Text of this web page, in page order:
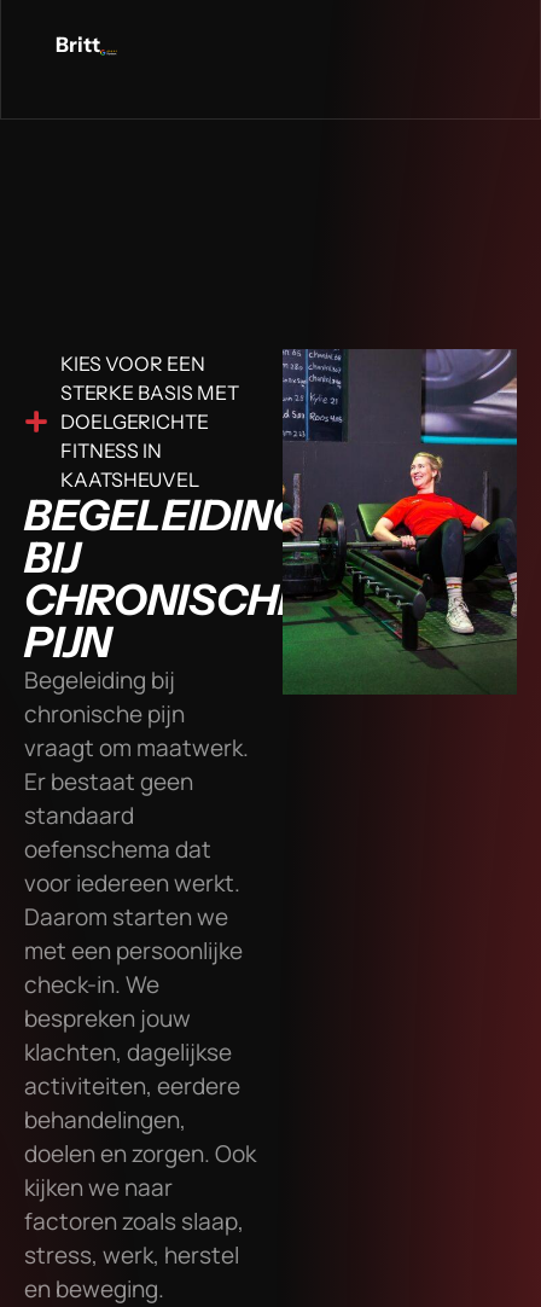
Britt
KIES VOOR EEN
STERKE BASIS MET
DOELGERICHTE
FITNESS IN
KAATSHEUVEL
BEGELEIDING
BIJ
CHRONISCHE
PIJN
Begeleiding bij
chronische pijn
vraagt om maatwerk.
Er bestaat geen
standaard
oefenschema dat
voor iedereen werkt.
Daarom starten we
met een persoonlijke
check-in. We
bespreken jouw
klachten, dagelijkse
activiteiten, eerdere
behandelingen,
doelen en zorgen. Ook
kijken we naar
factoren zoals slaap,
stress, werk, herstel
en beweging.